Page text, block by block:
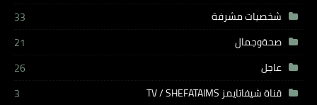
شخصيات مشرفة
33
صحةوجمال
21
عاجل
26
قناة شيفاتايمز TV / SHEFATAIMS
3